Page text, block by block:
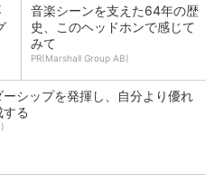
音楽シーンを支えた64年の歴
史、このヘッドホンで感じて
みて
PR(Marshall Group AB)
シップを発揮し、自分より優れ
る